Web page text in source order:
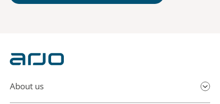
About us